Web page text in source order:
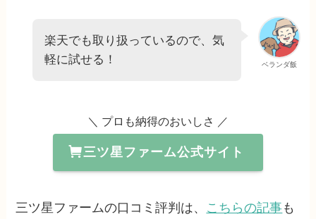
ベランダ飯
楽天でも取り扱っているので、気
軽に試せる！
＼ プロも納得のおいしさ ／
三ツ星ファーム公式サイト
三ツ星ファームの口コミ評判は、 こちらの記事も